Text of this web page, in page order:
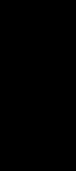
づらく感じたのです
申し上げます。